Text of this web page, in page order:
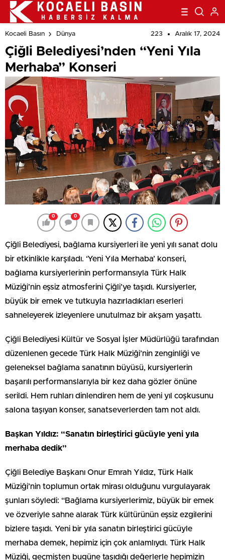
Kocaeli Basın Dünya 223 Aralık 17, 2024
Çiğli Belediyesi’nden “Yeni Yıla
Merhaba” Konseri
0 0
Çiğli Belediyesi, bağlama kursiyerleri ile yeni yılı sanat dolu
bir etkinlikle karşıladı. ‘Yeni Yıla Merhaba’ konseri,
bağlama kursiyerlerinin performansıyla Türk Halk
Müziği’nin eşsiz atmosferini Çiğli’ye taşıdı. Kursiyerler,
büyük bir emek ve tutkuyla hazırladıkları eserleri
sahneleyerek izleyenlere unutulmaz bir akşam yaşattı.
Çiğli Belediyesi Kültür ve Sosyal İşler Müdürlüğü tarafından
düzenlenen gecede Türk Halk Müziği’nin zenginliği ve
geleneksel bağlama sanatının büyüsü, kursiyerlerin
başarılı performanslarıyla bir kez daha gözler önüne
serildi. Hem ruhları dinlendiren hem de yeni yıl coşkusunu
salona taşıyan konser, sanatseverlerden tam not aldı.
Başkan Yıldız: “Sanatın birleştirici gücüyle yeni yıla
merhaba dedik”
Çiğli Belediye Başkanı Onur Emrah Yıldız, Türk Halk
Müziği’nin toplumun ortak mirası olduğunu vurgulayarak
şunları söyledi: “Bağlama kursiyerlerimiz, büyük bir emek
ve özveriyle sahne alarak Türk kültürünün eşsiz ezgilerini
bizlere taşıdı. Yeni bir yıla sanatın birleştirici gücüyle
merhaba demek, hepimiz için çok anlamlıydı. Türk Halk
Müziği, geçmişten bugüne taşıdığı değerlerle hepimizin
Açacağız